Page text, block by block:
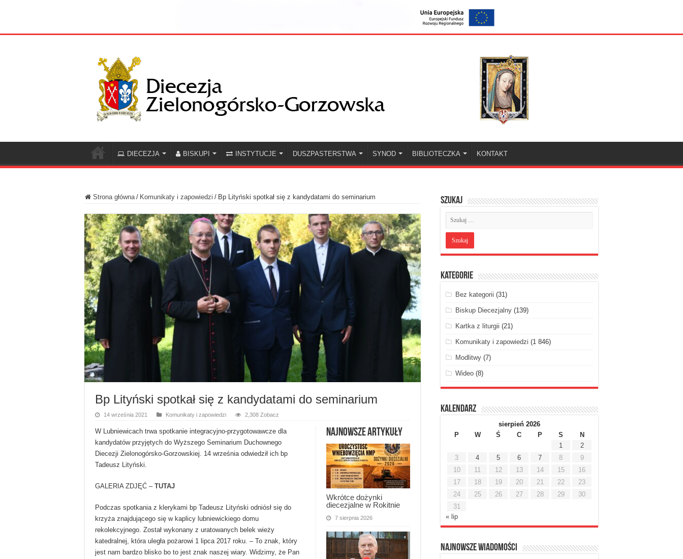
DIECEZJA BISKUPI INSTYTUCJE DUSZPASTERSTWA SYNOD BIBLIOTECZKA KONTAKT
Strona główna / Komunikaty i zapowiedzi / Bp Lityński spotkał się z kandydatami do seminarium
Bp Lityński spotkał się z kandydatami do seminarium
14 września 2021 Komunikaty i zapowiedzi 2,308 Zobacz
Najnowsze artykuły
Wkrótce dożynki
diecezjalne w Rokitnie
7 sierpnia 2026
​W Lubniewicach trwa spotkanie integracyjno-przygotowawcze dla
kandydatów przyjętych do Wyższego Seminarium Duchownego
Diecezji Zielonogórsko-Gorzowskiej. 14 września odwiedził ich bp
Tadeusz Lityński.
GALERIA ZDJĘĆ – TUTAJ
Podczas spotkania z klerykami bp Tadeusz Lityński odniósł się do
krzyża znajdującego się w kaplicy lubniewickiego domu
rekolekcyjnego. Został wykonany z uratowanych belek wieży
katedralnej, która uległa pożarowi 1 lipca 2017 roku. – To znak, który
jest nam bardzo blisko bo to jest znak naszej wiary. Widzimy, że Pan
Szukaj
Kategorie
Bez kategorii (31)
Biskup Diecezjalny(139)
Kartka z liturgii (21)
Komunikaty i zapowiedzi (1 846)
Modlitwy(7)
Wideo(8)
Kalendarz
sierpień 2026
P
W Ś C P S
N
1
2
3
4 5 6 7 8
9
10
11 12 13 14 15
16
17
18 19 20 21 22
23
24
25 26 27 28 29
30
31
« lip
Najnowsze Wiadomości